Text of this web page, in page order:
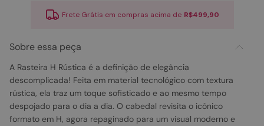
Frete Grátis em compras acima de R$499,90
Sobre essa peça
A Rasteira H Rústica é a definição de elegância
descomplicada! Feita em material tecnológico com textura
rústica, ela traz um toque sofisticado e ao mesmo tempo
despojado para o dia a dia. O cabedal revisita o icônico
formato em H, agora repaginado para um visual moderno e